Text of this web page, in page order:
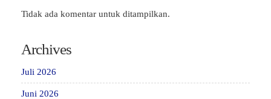
Tidak ada komentar untuk ditampilkan.
Archives
Juli 2026
Juni 2026